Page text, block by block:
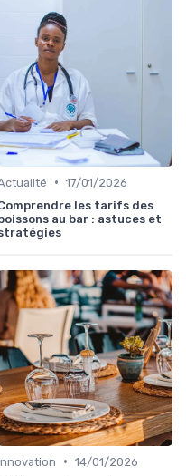
• 17/01/2026
les tarifs des
au bar : astuces et
• 14/01/2026